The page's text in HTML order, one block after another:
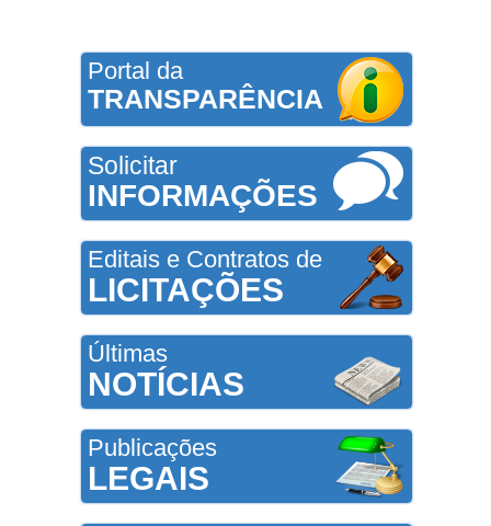
Portal da
TRANSPARÊNCIA
Solicitar
INFORMAÇÕES
Editais e Contratos de
LICITAÇÕES
Últimas
NOTÍCIAS
Publicações
LEGAIS